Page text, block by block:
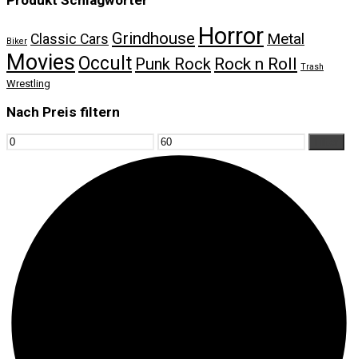
Biker Classic Cars Grindhouse Horror Metal
Movies Occult Punk Rock Rock n Roll Trash
Wrestling
Nach Preis filtern
Min.
Max.
Preis